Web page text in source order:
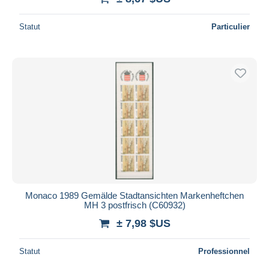
Statut Particulier
Monaco 1989 Gemälde Stadtansichten Markenheftchen
MH 3 postfrisch (C60932)
± 7,98 $US
Statut Professionnel